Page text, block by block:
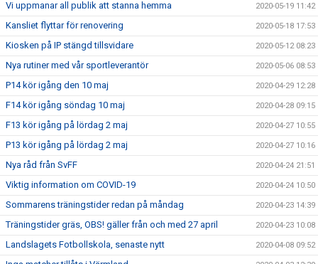
Vi uppmanar all publik att stanna hemma 2020-05-19 11:42
Kansliet flyttar för renovering 2020-05-18 17:53
Kiosken på IP stängd tillsvidare 2020-05-12 08:23
Nya rutiner med vår sportleverantör 2020-05-06 08:53
P14 kör igång den 10 maj 2020-04-29 12:28
F14 kör igång söndag 10 maj 2020-04-28 09:15
F13 kör igång på lördag 2 maj 2020-04-27 10:55
P13 kör igång på lördag 2 maj 2020-04-27 10:16
Nya råd från SvFF 2020-04-24 21:51
Viktig information om COVID-19 2020-04-24 10:50
Sommarens träningstider redan på måndag 2020-04-23 14:39
Träningstider gräs, OBS! gäller från och med 27 april 2020-04-23 10:08
Landslagets Fotbollskola, senaste nytt 2020-04-08 09:52